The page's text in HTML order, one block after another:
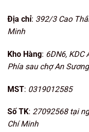
Địa chỉ: 392/3 Cao
Minh
Kho Hàng: 6DN6, KDC
Phía sau chợ An
MST: 0319012585
Số TK: 27092568 tại
Chí Minh